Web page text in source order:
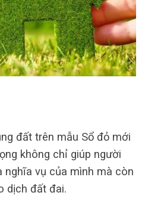
đất trên mẫu Sổ đỏ mới
không chỉ giúp người
nghĩa vụ của mình mà còn
dịch đất đai.